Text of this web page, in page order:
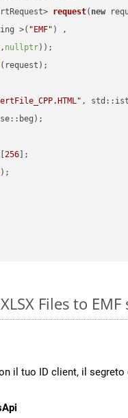
request( new
>(
"EMF" ) ,
, nullptr))
,
[256 ];
);
Files to EMF
il tuo ID client, il segreto